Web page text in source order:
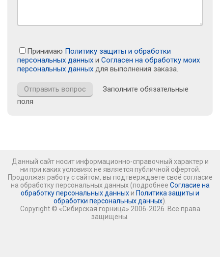
Принимаю Политику защиты и обработки
персональных данных и Согласен на обработку моих
персональных данных для выполнения заказа.
Заполните обязательные
поля
Данный сайт носит информационно-справочный характер и
ни при каких условиях не является публичной офертой.
Продолжая работу с сайтом, вы подтверждаете своё согласие
на обработку персональных данных (подробнее Согласие на
обработку персональных данных и Политика защиты и
обработки персональных данных).
Copyright © «Сибирская горница» 2006-2026. Все права
защищены.